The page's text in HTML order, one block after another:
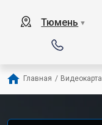
Тюмень ▼
Главная / Видеокарта